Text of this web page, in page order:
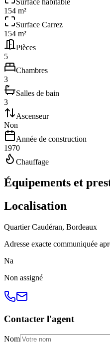
154 m²
Surface Carrez
154 m²
Pièces
5
Chambres
3
Salles de bain
3
Ascenseur
Non
Année de construction
1970
Chauffage
Équipements et
Localisation
QuartierCaudéran, Bordeaux
Adresse exacte communiquée
Na
Non assigné
Contacter l'agent
Nom